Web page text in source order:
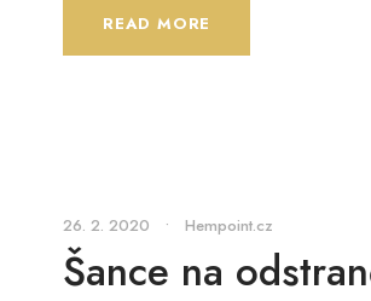
READ MORE
26. 2. 2020 • Hempoint.cz
Šance na